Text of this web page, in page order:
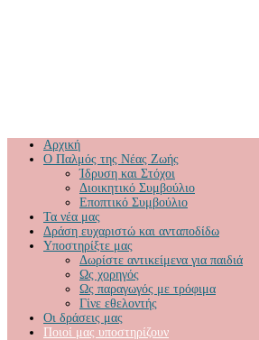
Αρχική
Ο Παλμός της Νέας Ζωής
Ίδρυση και Στόχοι
Διοικητικό Συμβούλιο
Εποπτικό Συμβούλιο
Τα νέα μας
Δράση ευχαριστώ και ανταποδίδω
Υποστηρίξτε μας
Δωρίστε αντικείμενα για παιδιά
Ως χορηγός
Ως παραγωγός με τρόφιμα
Γίνε εθελοντής
Οι δράσεις μας
Ποιοί μας υποστηρίζουν